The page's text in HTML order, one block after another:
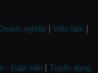
Doanh nghiệp | Việc làm |
- Luận văn | Tuyển dụng